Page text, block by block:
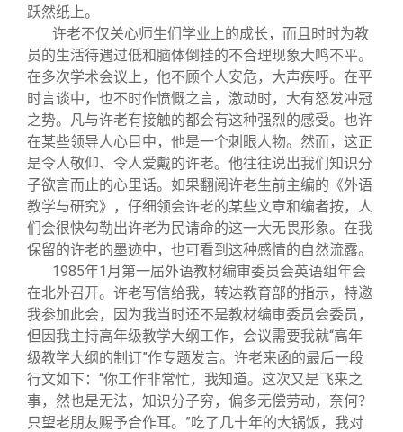
跃然纸上。
许老不仅关心师生们学业上的成长，而且时时为教
员的生活待遇过低和脑体倒挂的不合理现象大鸣不平。
在多次学术会议上，他不顾个人安危，大声疾呼。在平
时言谈中，也不时作愤慨之言，激动时，大有怒发冲冠
之势。凡与许老有接触的都会有这种强烈的感受。也许
在某些领导人心目中，他是一个刺眼人物。然而，这正
是令人敬仰、令人爱戴的许老。他往往说出我们知识分
子欲言而止的心里话。如果翻阅许老生前主编的《外语
教学与研究》，仔细领会许老的某些文章和编者按，人
们会很快勾勒出许老为民请命的这一大无畏形象。在我
保留的许老的墨迹中，也可看到这种感情的自然流露。
1985年1月第一届外语教材编审委员会英语组年会
在北外召开。许老写信给我，转达教育部的指示，特邀
我参加此会，因为我当时还不是教材编审委员会委员，
但因我主持高年级教学大纲工作，会议需要我就“高年
级教学大纲的制订”作专题发言。许老来函的最后一段
行文如下：“你工作非常忙，我知道。这次又是飞来之
事，然也是无法，知识分子穷，偏多无偿劳动，奈何？
只望老朋友赐予合作耳。”吃了几十年的大锅饭，我对